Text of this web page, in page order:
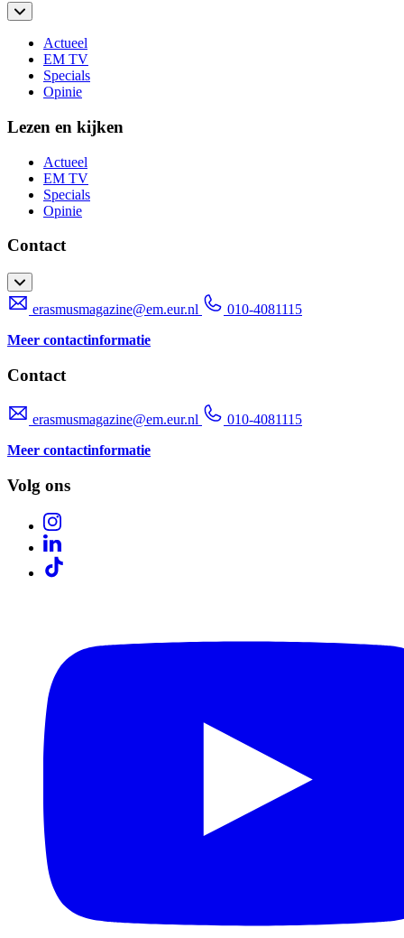
Actueel
EM TV
Specials
Opinie
Lezen en kijken
Actueel
EM TV
Specials
Opinie
Contact
erasmusmagazine@em.eur.nl
010-4081115
Meer contactinformatie
Contact
erasmusmagazine@em.eur.nl
010-4081115
Meer contactinformatie
Volg ons